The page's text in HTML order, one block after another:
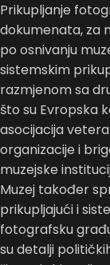
Prikupljanje
dokumenata, za
po osnivanju
sistemskim
razmjenom sa
što su Evropska
asocijacija
organizacije i
muzejske
Muzej također
prikupljajući i
fotografsku
su detalji